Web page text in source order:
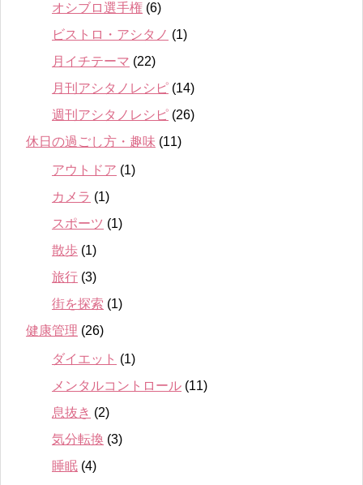
オシブロ選手権 (6)
ビストロ・アシタノ (1)
月イチテーマ (22)
月刊アシタノレシピ (14)
週刊アシタノレシピ (26)
休日の過ごし方・趣味 (11)
アウトドア (1)
カメラ (1)
スポーツ (1)
散歩 (1)
旅行 (3)
街を探索 (1)
健康管理 (26)
ダイエット (1)
メンタルコントロール (11)
息抜き (2)
気分転換 (3)
睡眠 (4)